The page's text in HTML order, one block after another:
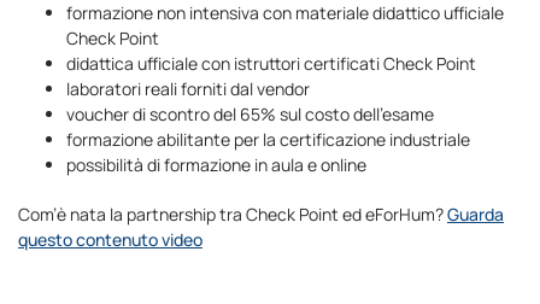
formazione non intensiva con materiale didattico ufficiale
Check Point
didattica ufficiale con istruttori certificati Check Point
laboratori reali forniti dal vendor
voucher di scontro del 65% sul costo dell’esame
formazione abilitante per la certificazione industriale
possibilità di formazione in aula e online
Com’è nata la partnership tra Check Point ed eForHum?Guarda
questo contenuto video